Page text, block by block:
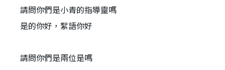
請問你們是小青的指導靈嗎
是的你好，絮語你好
請問你們是兩位是嗎